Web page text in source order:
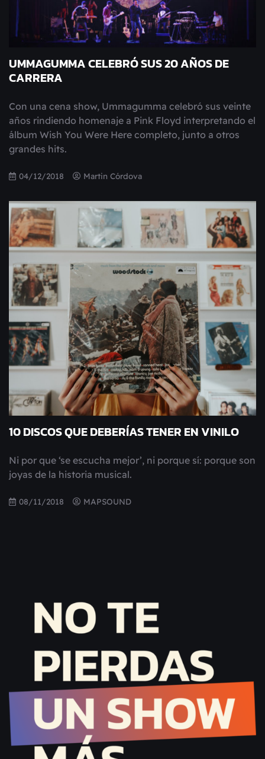
UMMAGUMMA CELEBRÓ SUS 20 AÑOS DE
CARRERA
Con una cena show, Ummagumma celebró sus veinte
años rindiendo homenaje a Pink Floyd interpretando el
álbum Wish You Were Here completo, junto a otros
grandes hits.
04/12/2018 Martin Córdova
10 DISCOS QUE DEBERÍAS TENER EN VINILO
Ni por que ‘se escucha mejor’, ni porque sí: porque son
joyas de la historia musical.
08/11/2018 MAPSOUND